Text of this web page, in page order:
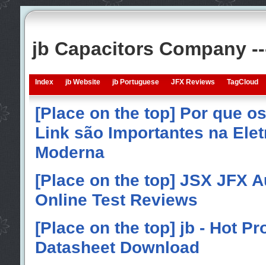
jb Capacitors Company
Index jb Website jb Portuguese JFX Reviews TagCloud
[Place on the top] Por que
Link são Importantes na
Moderna
[Place on the top] JSX JFX
Online Test Reviews
[Place on the top] jb - Hot
Datasheet Download